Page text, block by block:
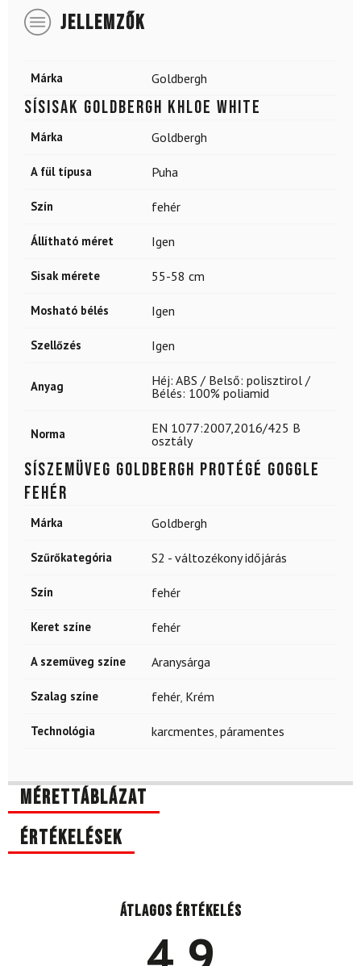
JELLEMZŐK
Márka Goldbergh
Sísisak GOLDBERGH Khloe White
Márka Goldbergh
A fül típusa Puha
Szín fehér
Állítható méret Igen
Sisak mérete 55-58 cm
Mosható bélés Igen
Szellőzés Igen
Anyag
Héj: ABS / Belső: polisztirol /
Bélés: 100% poliamid
Norma
EN 1077:2007,2016/425 B
osztály
Síszemüveg GOLDBERGH Protégé Goggle
fehér
Márka Goldbergh
Szűrőkategória S2 - változékony időjárás
Szín fehér
Keret színe fehér
A szemüveg színe Aranysárga
Szalag színe fehér, Krém
Technológia karcmentes páramentes
Mérettáblázat
Értékelések
Átlagos értékelés